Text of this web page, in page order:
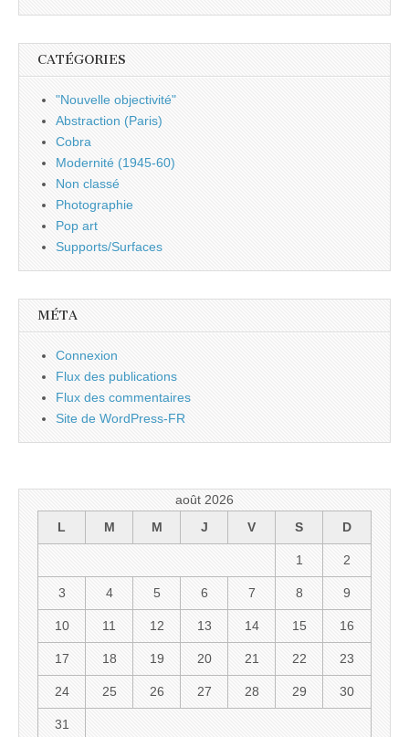
CATÉGORIES
"Nouvelle objectivité"
Abstraction (Paris)
Cobra
Modernité (1945-60)
Non classé
Photographie
Pop art
Supports/Surfaces
MÉTA
Connexion
Flux des publications
Flux des commentaires
Site de WordPress-FR
août 2026
L
M M J V S D
1 2
3 4 5 6 7 8 9
10 11 12 13 14 15 16
17 18 19 20 21 22 23
24 25 26 27 28 29 30
31